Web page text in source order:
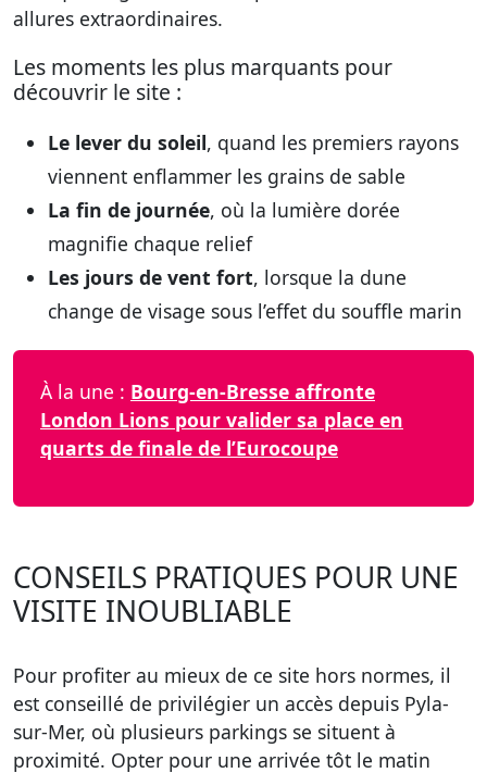
allures extraordinaires.
Les moments les plus marquants pour
découvrir le site :
Le lever du soleil, quand les premiers rayons
viennent enflammer les grains de sable
La fin de journée, où la lumière dorée
magnifie chaque relief
Les jours de vent fort, lorsque la dune
change de visage sous l’effet du souffle marin
À la une : Bourg-en-Bresse affronte
London Lions pour valider sa place en
quarts de finale de l’Eurocoupe
CONSEILS PRATIQUES POUR UNE
VISITE INOUBLIABLE
Pour profiter au mieux de ce site hors normes, il
est conseillé de privilégier un accès depuis Pyla-
sur-Mer, où plusieurs parkings se situent à
proximité. Opter pour une arrivée tôt le matin